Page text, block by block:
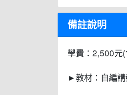
備註說明
學費：2,500
►教材：自編講